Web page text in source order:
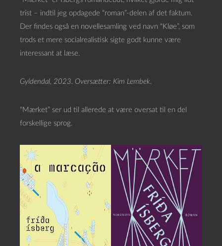
trist – indtil jeg opdagede “roman”-delen af det faktum.
Der findes også en novellesamling ved navn “Kløe”, som
trods et mere socialrealistisk sigte godt kunne være
interessant at læse.
Gyldendal, 2023. Oversætter: Kim Lembek.
“Mærket” ser ud til allerede at være oversat til en del
forskellige sprog.